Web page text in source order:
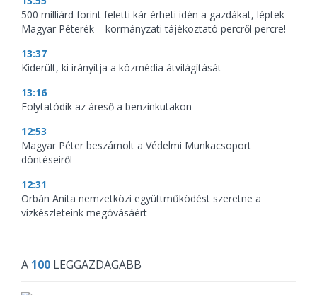
500 milliárd forint feletti kár érheti idén a gazdákat, léptek
Magyar Péterék – kormányzati tájékoztató percről percre!
13:37
Kiderült, ki irányítja a közmédia átvilágítását
13:16
Folytatódik az áreső a benzinkutakon
12:53
Magyar Péter beszámolt a Védelmi Munkacsoport
döntéseiről
12:31
Orbán Anita nemzetközi együttműködést szeretne a
vízkészleteink megóvásáért
A 100 LEGGAZDAGABB